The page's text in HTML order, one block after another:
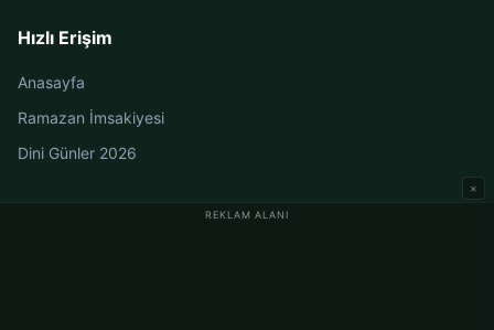
REKLAM ALANI
×
Hızlı Erişim
Anasayfa
Ramazan İmsakiyesi
Dini Günler 2026
Almanya Namaz Vakitleri